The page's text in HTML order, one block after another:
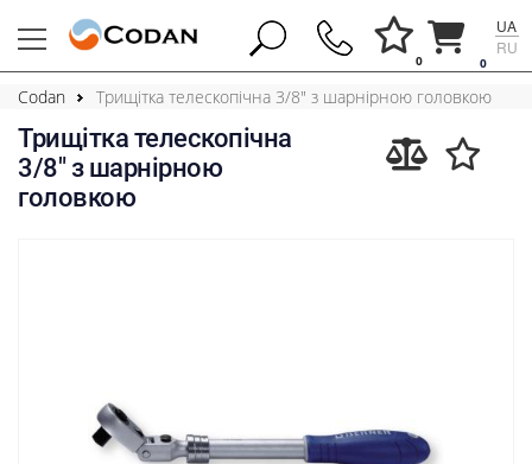
0
0
UA
RU
Codan Трищітка телескопічна 3/8" з шарнірною головкою
Трищітка телескопічна
3/8" з шарнірною
головкою